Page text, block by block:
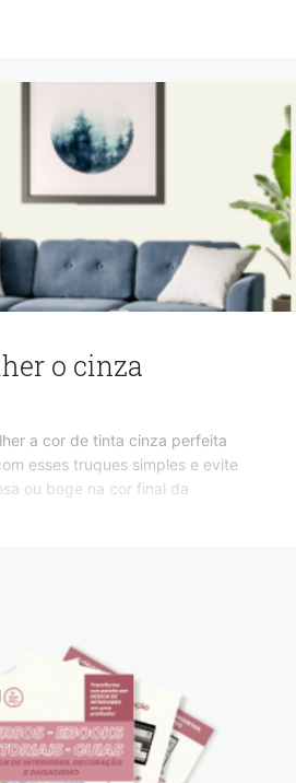
o cinza
a cor de tinta cinza perfeita
esses truques simples e evite
ou bege na cor final da